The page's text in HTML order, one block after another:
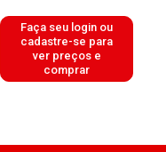
Faça seu login ou
cadastre-se para
ver preços e
comprar